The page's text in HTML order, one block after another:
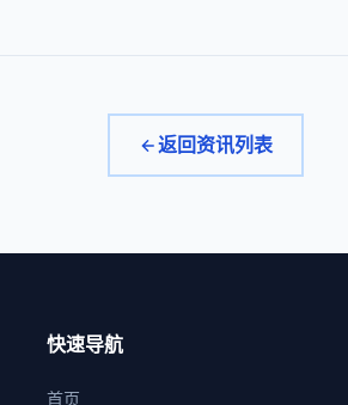
返回资讯列表
快速导航
首页